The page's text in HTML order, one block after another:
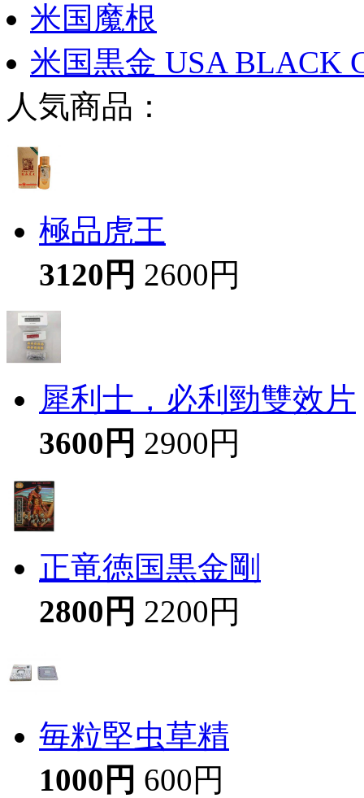
米国魔根
米国黒金 USA BLACK
人気商品：
極品虎王
3120円 2600円
犀利士，必利勁雙效片
3600円 2900円
正竜徳国黒金剛
2800円 2200円
毎粒堅虫草精
1000円 600円